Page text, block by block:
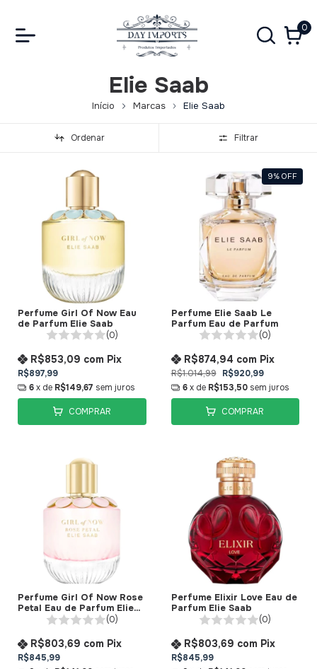
0
Elie Saab
Início Marcas Elie Saab
Ordenar Filtrar
Perfume Girl Of Now Eau
de Parfum Elie Saab
(0)
R$897,99
R$853,09 com Pix
6x de R$149,67 sem juros
COMPRAR
9% OFF
Perfume Elie Saab Le
Parfum Eau de Parfum
(0)
R$1.014,99 R$920,99
R$874,94 com Pix
6 x de R$153,50 sem juros
COMPRAR
Perfume Girl Of Now Rose
Petal Eau de Parfum Elie
(0)
R$845,99
R$803,69 com Pix
Perfume Elixir Love Eau de
Parfum Elie Saab
(0)
R$845,99
R$803,69 com Pix